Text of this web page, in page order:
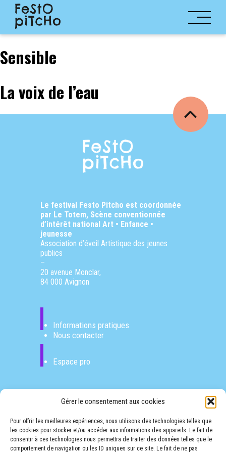
Gérer le consentement aux cookies
Pour offrir les meilleures expériences, nous utilisons des technologies telles que
les cookies pour stocker et/ou accéder aux informations des appareils. Le fait de
consentir à ces technologies nous permettra de traiter des données telles que le
comportement de navigation ou les ID uniques sur ce site. Le fait de ne pas
Sensible
La voix de l’eau
Le festival Festo Pitcho est coordonnée
par Le Totem, Scène conventionnée
d’intérêt national Art • Enfance •
jeunesse
Association d’éveil Artistique des jeunes
publics
–
20 avenue Monclar,
84 000 Avignon
Informations pratiques
Nous contacter
Espace pro
FESTO PITCHO NEWSLETTER